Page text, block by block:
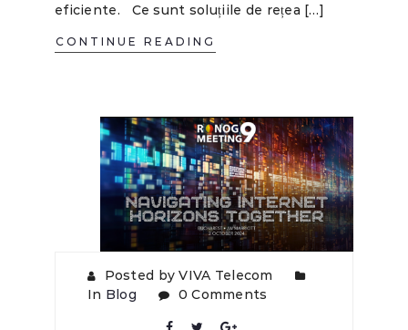
eficiente. Ce sunt soluțiile de rețea […]
CONTINUE READING
Posted by VIVA Telecom
In Blog 0 Comments